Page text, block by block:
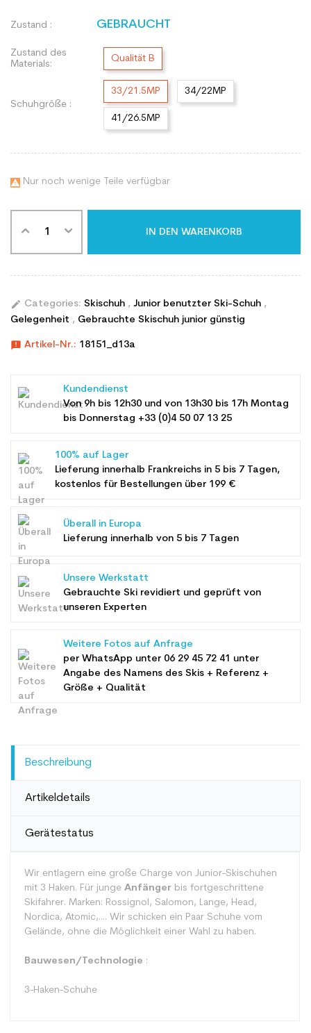
Zustand : GEBRAUCHT
Zustand des
Materials:
Qualität B
Schuhgröße :
33/21.5MP 34/22MP
41/26.5MP
 Nur noch wenige Teile verfügbar
IN DEN WARENKORB
edit Categories: Skischuh , Junior benutzter Ski-Schuh ,
Gelegenheit , Gebrauchte Skischuh junior günstig
announcement Artikel-Nr.: 18151_d13a
Kundendienst
Von 9h bis 12h30 und von 13h30 bis 17h Montag
bis Donnerstag +33 (0)4 50 07 13 25
100% auf Lager
Lieferung innerhalb Frankreichs in 5 bis 7 Tagen,
kostenlos für Bestellungen über 199 €
Überall in Europa
Lieferung innerhalb von 5 bis 7 Tagen
Unsere Werkstatt
Gebrauchte Ski revidiert und geprüft von
unseren Experten
Weitere Fotos auf Anfrage
per WhatsApp unter 06 29 45 72 41 unter
Angabe des Namens des Skis + Referenz +
Größe + Qualität
Beschreibung
Artikeldetails
Gerätestatus
Wir entlagern eine große Charge von Junior-Skischuhen
mit 3 Haken. Für junge Anfänger bis fortgeschrittene
Skifahrer. Marken: Rossignol, Salomon, Lange, Head,
Nordica, Atomic,.... Wir schicken ein Paar Schuhe vom
Gelände, ohne die Möglichkeit einer Wahl zu haben.
Bauwesen/Technologie :
3-Haken-Schuhe